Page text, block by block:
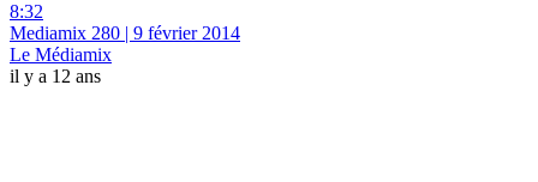
8:32
Mediamix 280 | 9 février 2014
Le Médiamix
il y a 12 ans